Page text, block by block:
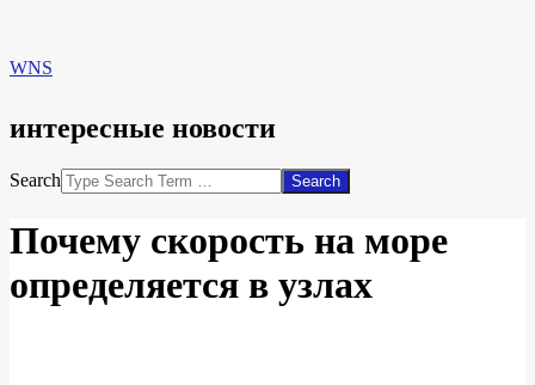
WNS
интересные новости
Search
Почему скорость на море
определяется в узлах